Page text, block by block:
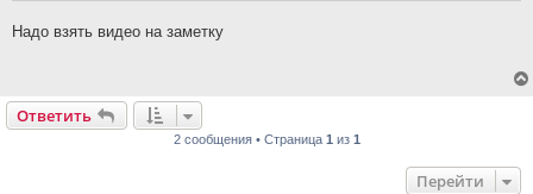
Надо взять видео на заметку
Ответить
2 сообщения • Страница 1 из 1
Перейти